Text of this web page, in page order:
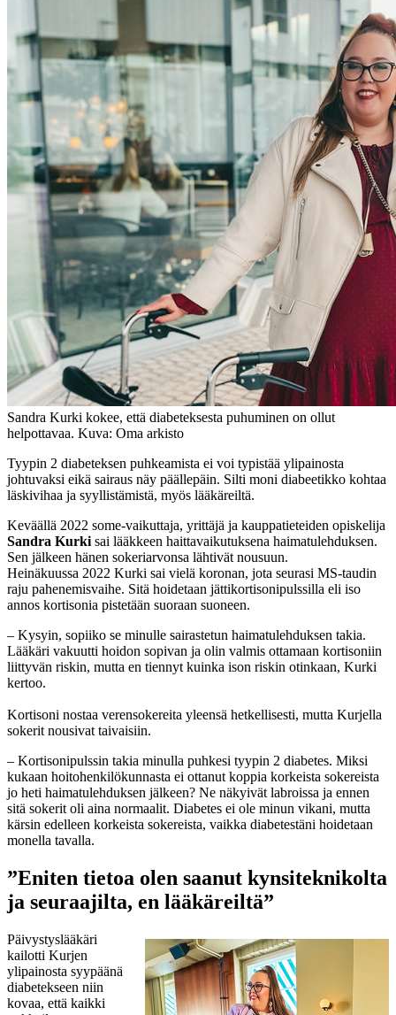
Sandra Kurki kokee, että diabeteksesta puhuminen on ollut
helpottavaa. Kuva: Oma arkisto
Tyypin 2 diabeteksen puhkeamista ei voi typistää ylipainosta
johtuvaksi eikä sairaus näy päällepäin. Silti moni diabeetikko kohtaa
läskivihaa ja syyllistämistä, myös lääkäreiltä.
Keväällä 2022 some-vaikuttaja, yrittäjä ja kauppatieteiden opiskelija
Sandra Kurki sai lääkkeen haittavaikutuksena haimatulehduksen.
Sen jälkeen hänen sokeriarvonsa lähtivät nousuun.
Heinäkuussa 2022 Kurki sai vielä koronan, jota seurasi MS-taudin
raju pahenemisvaihe. Sitä hoidetaan jättikortisonipulssilla eli iso
annos kortisonia pistetään suoraan suoneen.
– Kysyin, sopiiko se minulle sairastetun haimatulehduksen takia.
Lääkäri vakuutti hoidon sopivan ja olin valmis ottamaan kortisoniin
liittyvän riskin, mutta en tiennyt kuinka ison riskin otinkaan, Kurki
kertoo.
Kortisoni nostaa verensokereita yleensä hetkellisesti, mutta Kurjella
sokerit nousivat taivaisiin.
– Kortisonipulssin takia minulla puhkesi tyypin 2 diabetes. Miksi
kukaan hoitohenkilökunnasta ei ottanut koppia korkeista sokereista
jo heti haimatulehduksen jälkeen? Ne näkyivät labroissa ja ennen
sitä sokerit oli aina normaalit. Diabetes ei ole minun vikani, mutta
kärsin edelleen korkeista sokereista, vaikka diabetestäni hoidetaan
monella tavalla.
”Eniten tietoa olen saanut kynsiteknikolta
ja seuraajilta, en lääkäreiltä”
Päivystyslääkäri
kailotti Kurjen
ylipainosta syypäänä
diabetekseen niin
kovaa, että kaikki